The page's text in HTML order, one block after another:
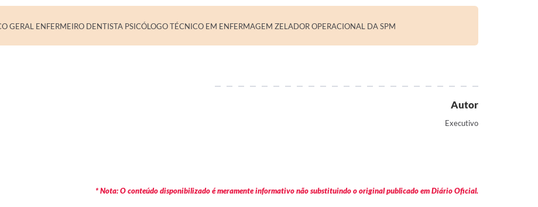
GERAL ENFERMEIRO DENTISTA PSICÓLOGO TÉCNICO EM ENFERMAGEM ZELADOR OPERACIONAL DA SPM
Autor
Executivo
* Nota: O conteúdo disponibilizado é meramente informativo não substituindo o original publicado em Diário Oficial.